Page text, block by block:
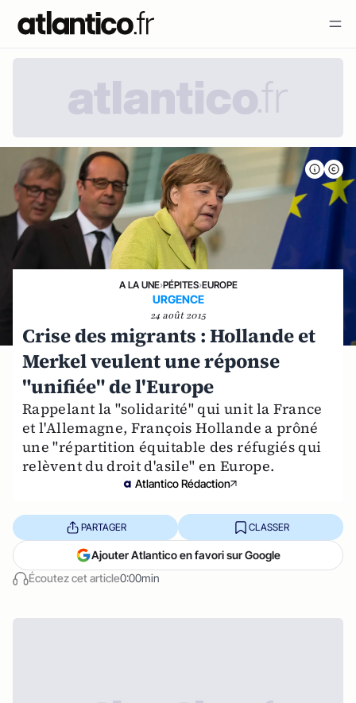
A LA UNE›PÉPITES›EUROPE
URGENCE
24 août 2015
Crise des migrants : Hollande et
Merkel veulent une réponse
"unifiée" de l'Europe
Rappelant la "solidarité" qui unit la France
et l'Allemagne, François Hollande a prôné
une "répartition équitable des réfugiés qui
relèvent du droit d'asile" en Europe.
Atlantico Rédaction
Écoutez cet article0:00min
PARTAGER CLASSER
Ajouter Atlantico en favori sur Google